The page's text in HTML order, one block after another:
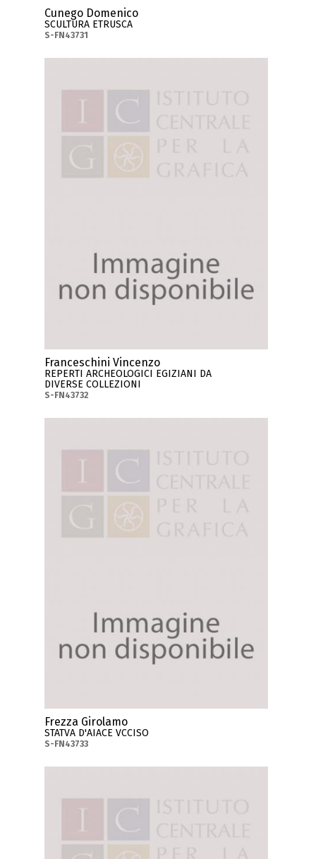
Cunego Domenico
SCULTURA ETRUSCA
S-FN43731
Franceschini Vincenzo
REPERTI ARCHEOLOGICI EGIZIANI DA
DIVERSE COLLEZIONI
S-FN43732
Frezza Girolamo
STATVA D'AIACE VCCISO
S-FN43733